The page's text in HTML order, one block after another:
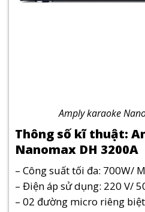
Amply karaoke
Thông số kĩ thuật:
Nanomax DH 3200A
– Công suất tối đa: 700W/
– Điện áp sử dụng: 220 V/
– 02 đường micro riêng